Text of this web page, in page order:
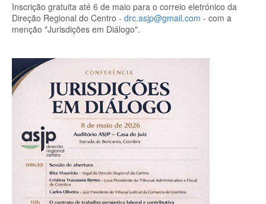
Inscrição gratuita até 6 de maio para o correio eletrónico da
Direção Regional do Centro - drc.asjp@gmail.com - com a
menção "Jurisdições em Diálogo".